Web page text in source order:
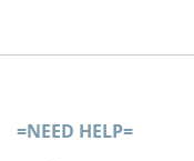
=NEED HELP=